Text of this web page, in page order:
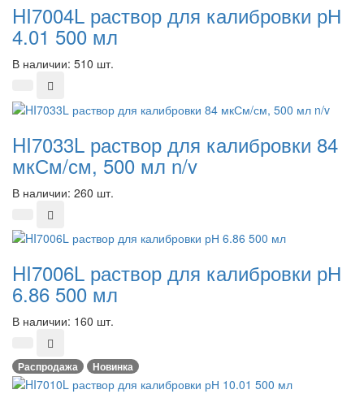
HI7004L раствор для калибровки рН
4.01 500 мл
В наличии: 510 шт.
HI7033L раствор для калибровки 84
мкСм/см, 500 мл n/v
В наличии: 260 шт.
HI7006L раствор для калибровки рН
6.86 500 мл
В наличии: 160 шт.
Распродажа Новинка